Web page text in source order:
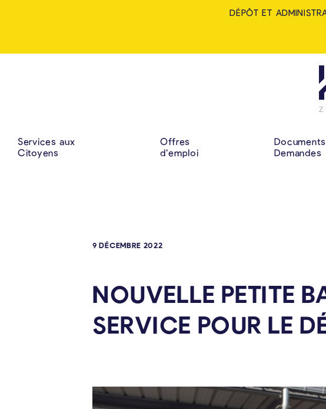
Services aux
Citoyens
Offres
d’emploi
Demandes
DÉPÔT ET
9 DÉCEMBRE 2022
NOUVELLE PETITE
SERVICE POUR LE